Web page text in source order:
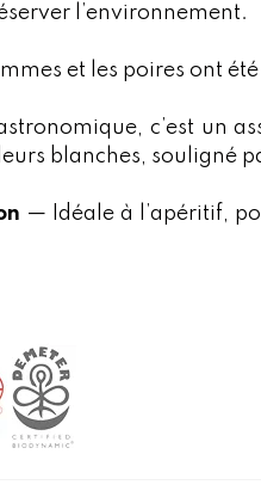
l’environnement.
et les poires ont
c’est un
blanches, souligné
— Idéale à l’apéritif,